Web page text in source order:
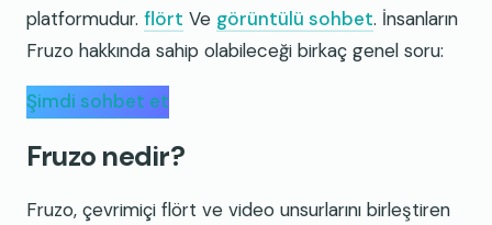
platformudur. flört Ve görüntülü sohbet. İnsanların
Fruzo hakkında sahip olabileceği birkaç genel soru:
Şimdi sohbet et
Fruzo nedir?
Fruzo, çevrimiçi flört ve video unsurlarını birleştiren